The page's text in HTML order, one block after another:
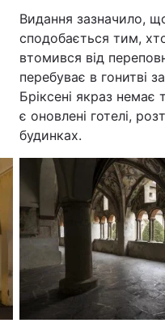
Видання зазначило,
сподобається тим,
втомився від
перебуває в гонитві
Бріксені якраз немає
є оновлені готелі,
будинках.